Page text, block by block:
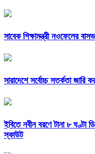
সাবেক শিক্ষামন্ত্রী নওফেলের
সারাদেশে সর্বোচ্চ সতর্কতা জারি
ইবিতে নবীন বরণে টানা ৮ ঘণ্টা
স্কাউট